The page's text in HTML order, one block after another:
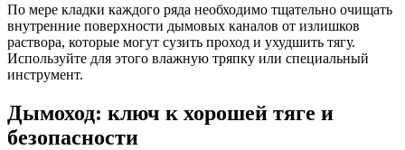
По мере кладки каждого ряда необходимо тщательно очищать
внутренние поверхности дымовых каналов от излишков
раствора, которые могут сузить проход и ухудшить тягу.
Используйте для этого влажную тряпку или специальный
инструмент.
Дымоход: ключ к хорошей тяге и
безопасности